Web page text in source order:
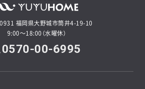
福岡県大野城市筒井4-19-10
9:00～18:00（水曜休）
0570-00-6995